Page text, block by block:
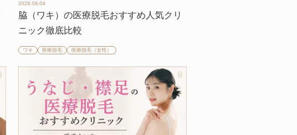
2026.08.04
脇（ワキ）の医療脱毛おすすめ人気クリ
ニック徹底比較
ワキ 医療脱毛 医療脱毛（女性）